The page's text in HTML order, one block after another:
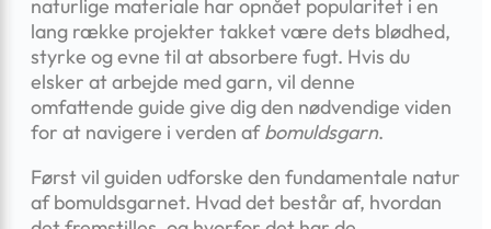
naturlige materiale har opnået popularitet i en
lang række projekter takket være dets blødhed,
styrke og evne til at absorbere fugt. Hvis du
elsker at arbejde med garn, vil denne
omfattende guide give dig den nødvendige viden
for at navigere i verden afbomuldsgarn.
Først vil guiden udforske den fundamentale natur
af bomuldsgarnet. Hvad det består af, hvordan